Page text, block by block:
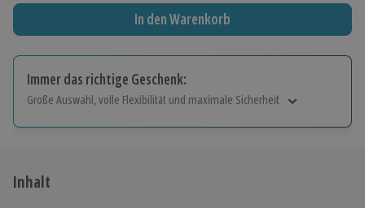
In den Warenkorb
Immer das richtige Geschenk:
Große Auswahl, volle Flexibilität und maximale Sicherheit
Jeder Gutschein für alle Erlebnisse einlösbar.
Inhalt